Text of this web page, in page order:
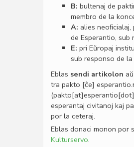
B: bultenaj de
membro de la
A: alies
de Esperantio, sub
E: pri Eŭropaj
sub responso de
Eblas sendi artikolon
tra pakto [ĉe] esperantio.
esperantaj civitanoj kaj
por la ceteraj.
Eblas donaci monon por
Kulturservo.